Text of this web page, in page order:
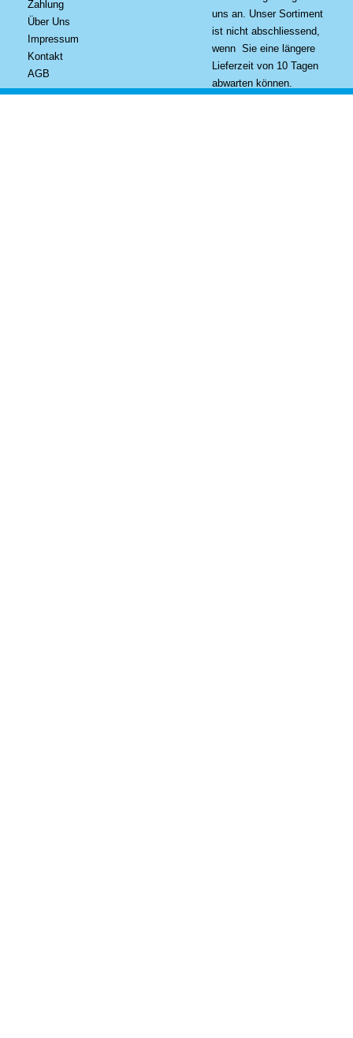
Zahlung
Über Uns
Impressum
Kontakt
AGB
uns an. Unser Sortiment
ist nicht abschliessend,
wenn Sie eine längere
Lieferzeit von 10 Tagen
abwarten können.